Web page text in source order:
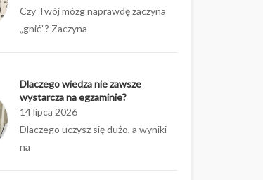
Czy Twój mózg naprawdę zaczyna
„gnić”? Zaczyna
Dlaczego wiedza nie zawsze
wystarcza na egzaminie?
14 lipca 2026
Dlaczego uczysz się dużo, a wyniki
na